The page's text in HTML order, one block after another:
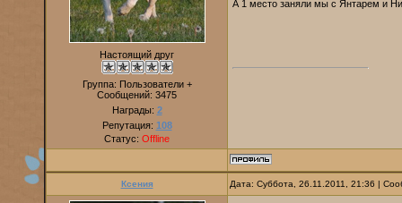
Настоящий друг
Группа: Пользователи +
Сообщений: 3475
Награды: 2
Репутация: 108
Статус: Offline
А 1 место заняли мы с Янтарем и
Ксения Дата: Суббота, 26.11.2011, 21:36 |